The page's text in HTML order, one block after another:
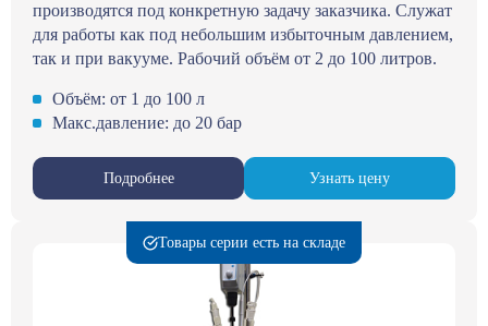
производятся под конкретную задачу заказчика. Служат
для работы как под небольшим избыточным давлением,
так и при вакууме. Рабочий объём от 2 до 100 литров.
Объём: от 1 до 100 л
Макс.давление: до 20 бар
Подробнее Узнать цену
Товары серии есть на складе